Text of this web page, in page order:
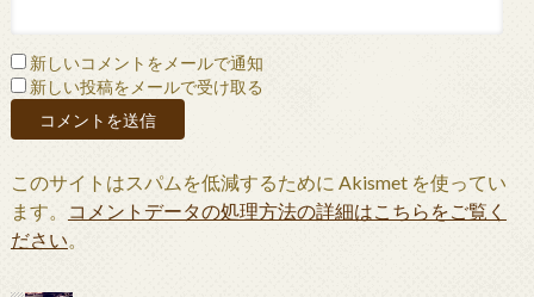
新しいコメントをメールで通知
新しい投稿をメールで受け取る
このサイトはスパムを低減するために Akismet を使ってい
ます。
コメントデータの処理方法の詳細はこちらをご覧く
ださい。